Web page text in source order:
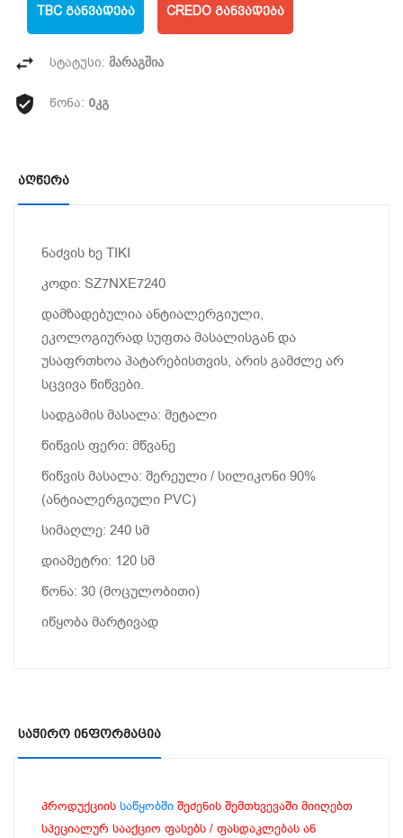
TBC ᲒᲐᲜᲕᲐᲓᲔᲑᲐ CREDO ᲒᲐᲜᲕᲐᲓᲔᲑᲐ
სტატუსი: მარაგშია
წონა: 0კგ
Აღწერა
ნაძვის ხე TIKI
კოდი: SZ7NXE7240
დამზადებულია ანტიალერგიული,
ეკოლოგიურად სუფთა მასალისგან და
უსაფრთხოა პატარებისთვის, არის გამძლე არ
სცვივა წიწვები.
სადგამის მასალა: მეტალი
წიწვის ფერი: მწვანე
წიწვის მასალა: შერეული / სილიკონი 90%
(ანტიალერგიული PVC)
სიმაღლე: 240 სმ
დიამეტრი: 120 სმ
წონა: 30 (მოცულობითი)
იწყობა მარტივად
Საჭირო Ინფორმაცია
პროდუქციის საწყობში შეძენის შემთხვევაში მიიღებთ
სპეციალურ სააქციო ფასებს / ფასდაკლებას ან